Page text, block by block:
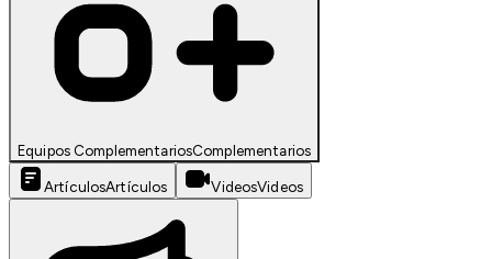
Equipos ComplementariosComplementarios
ArtículosArtículos VideosVideos